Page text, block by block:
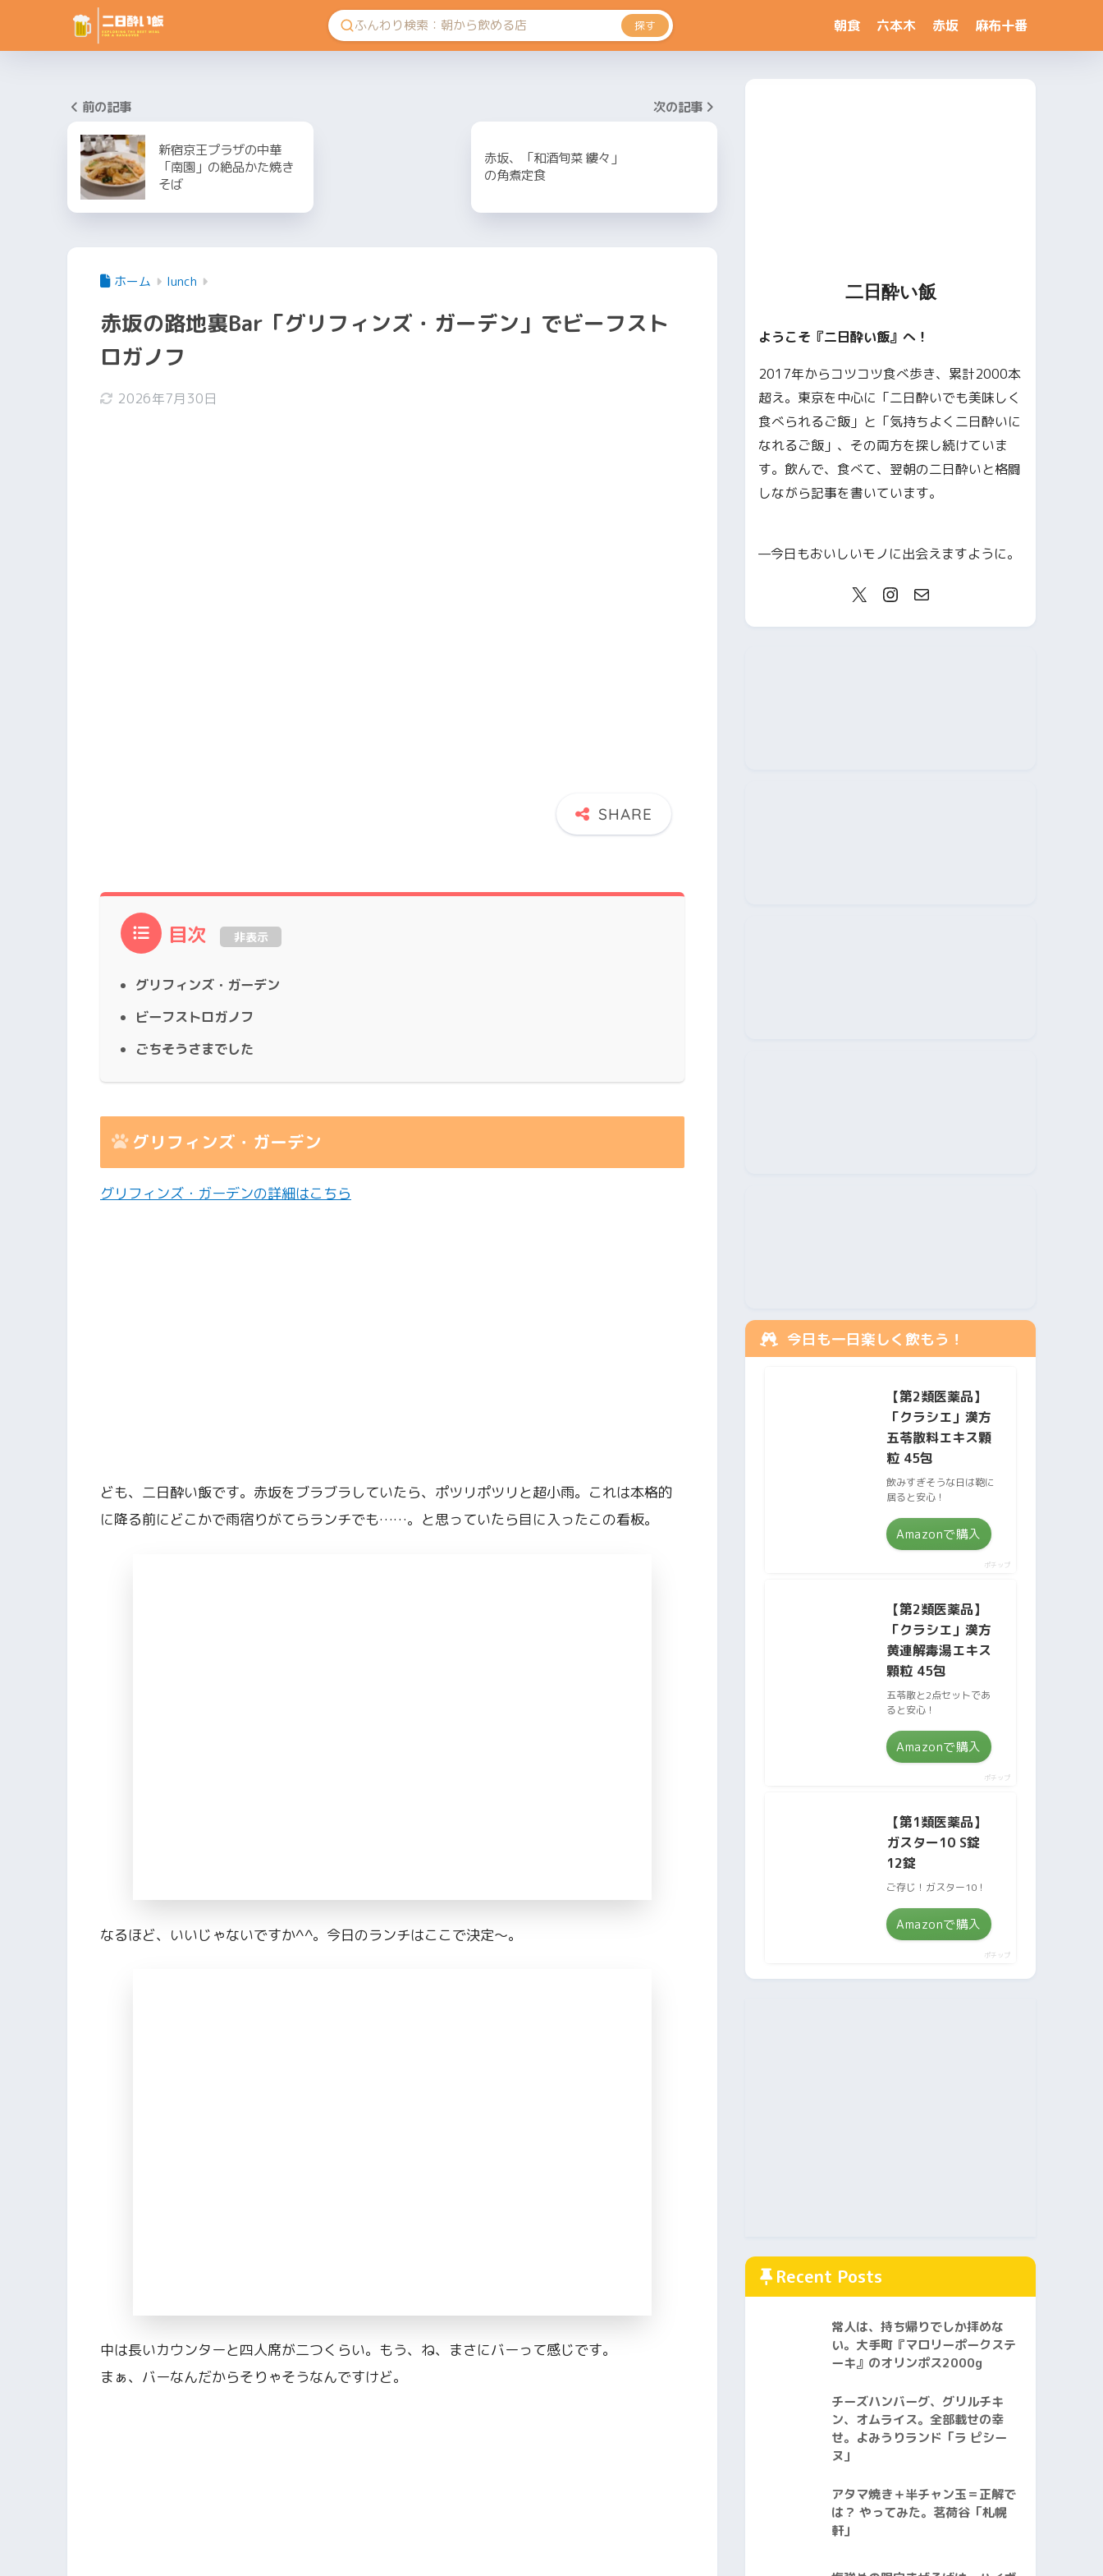
探す 朝食 六本木 赤坂 麻布十番
前の記事
新宿京王プラザの中華
「南園」の絶品かた焼き
そば
次の記事
赤坂、「和酒旬菜 縷々」
の角煮定食
ホーム lunch
赤坂の路地裏Bar「グリフィンズ・ガーデン」でビーフスト
ロガノフ
2026年7月30日
目次 非表示
グリフィンズ・ガーデン
ビーフストロガノフ
ごちそうさまでした
グリフィンズ・ガーデン
グリフィンズ・ガーデンの詳細はこちら
ども、二日酔い飯です。赤坂をブラブラしていたら、ポツリポツリと超小雨。これは本格的
に降る前にどこかで雨宿りがてらランチでも……。と思っていたら目に入ったこの看板。
なるほど、いいじゃないですか^^。今日のランチはここで決定〜。
中は長いカウンターと四人席が二つくらい。もう、ね、まさにバーって感じです。
まぁ、バーなんだからそりゃそうなんですけど。
二日酔い飯
ようこそ『二日酔い飯』へ！
2017年からコツコツ食べ歩き、累計2000本
超え。東京を中心に「二日酔いでも美味しく
食べられるご飯」と「気持ちよく二日酔いに
なれるご飯」、その両方を探し続けていま
す。飲んで、食べて、翌朝の二日酔いと格闘
しながら記事を書いています。
—今日もおいしいモノに出会えますように。
今日も一日楽しく飲もう！
【第2類医薬品】
「クラシエ」漢方
五苓散料エキス顆
粒 45包
飲みすぎそうな日は鞄に
居ると安心！
Amazonで購入
ポチップ
【第2類医薬品】
「クラシエ」漢方
黄連解毒湯エキス
顆粒 45包
五苓散と2点セットであ
ると安心！
Amazonで購入
ポチップ
【第1類医薬品】
ガスター10 S錠
12錠
ご存じ！ガスター10！
Amazonで購入
ポチップ
Recent Posts
常人は、持ち帰りでしか拝めな
い。大手町『マロリーポークステ
ーキ』のオリンポス2000g
チーズハンバーグ、グリルチキ
ン、オムライス。全部載せの幸
せ。よみうりランド「ラ ピシー
ヌ」
アタマ焼き＋半チャン玉＝正解で
は？ やってみた。茗荷谷「札幌
軒」